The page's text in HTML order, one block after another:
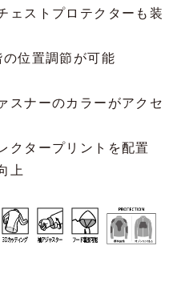
ェストプロテクターも装
の位置調節が可能
スナーのカラーがアクセ
クタープリントを配置
上